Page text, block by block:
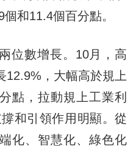
和11.4個百分點。
數增長。10月，高
12.9%，大幅高於規上
點，拉動規上工業利
和引領作用明顯。從
化、智慧化、綠色化